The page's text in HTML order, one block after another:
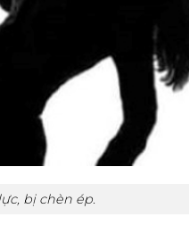
bị chèn ép.